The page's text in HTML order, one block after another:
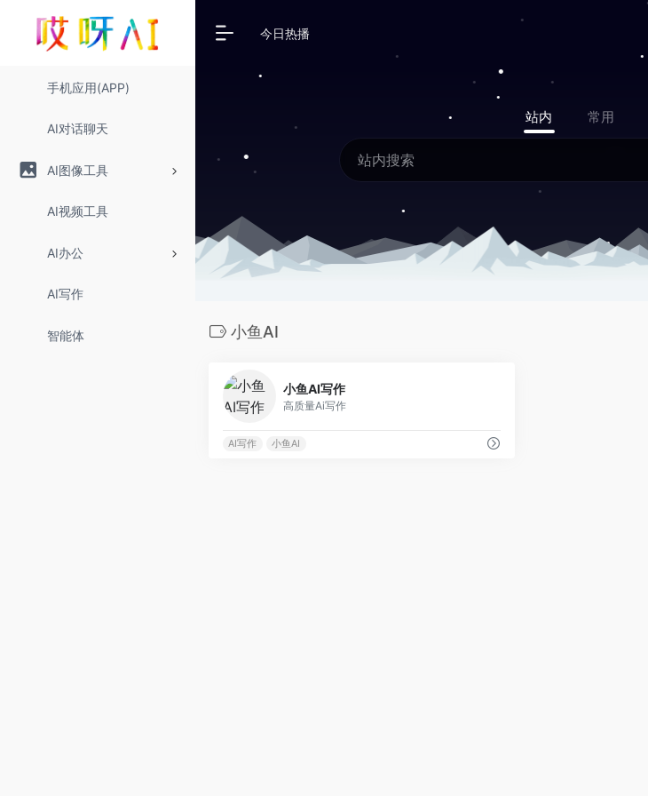
手机应用(APP)
AI对话聊天
AI图像工具
AI视频工具
AI办公
AI写作
智能体
今日热播
站内 常用
小鱼AI
小鱼AI写作
高质量Ai写作
AI写作 小鱼AI